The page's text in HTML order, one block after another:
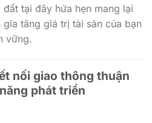
tại đây hứa hẹn mang lại
tăng giá trị tài sản của bạn
vững.
nối giao thông thuận
phát triển